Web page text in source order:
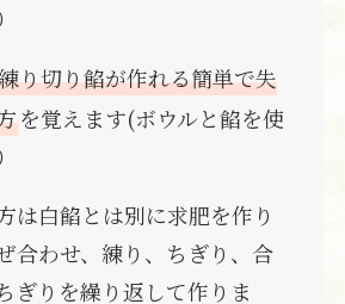
り切り餡が作れる簡単で失
を覚えます(ボウルと餡を使
は白餡とは別に求肥を作り
合わせ、練り、ちぎり、合
ぎりを繰り返して作りま